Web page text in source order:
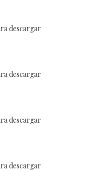
descargar
descargar
descargar
descargar